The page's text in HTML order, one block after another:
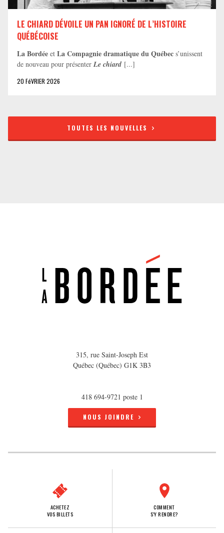
LE CHIARD DÉVOILE UN PAN IGNORÉ DE L’HISTOIRE
QUÉBÉCOISE
La Bordée et La Compagnie dramatique du Québec s’unissent
de nouveau pour présenter Le chiard [...]
20 FéVRIER 2026
TOUTES LES NOUVELLES
315, rue Saint-Joseph Est
Québec (Québec) G1K 3B3
418 694-9721 poste 1
NOUS JOINDRE
ACHETEZ
VOS BILLETS
COMMENT
S'Y RENDRE?